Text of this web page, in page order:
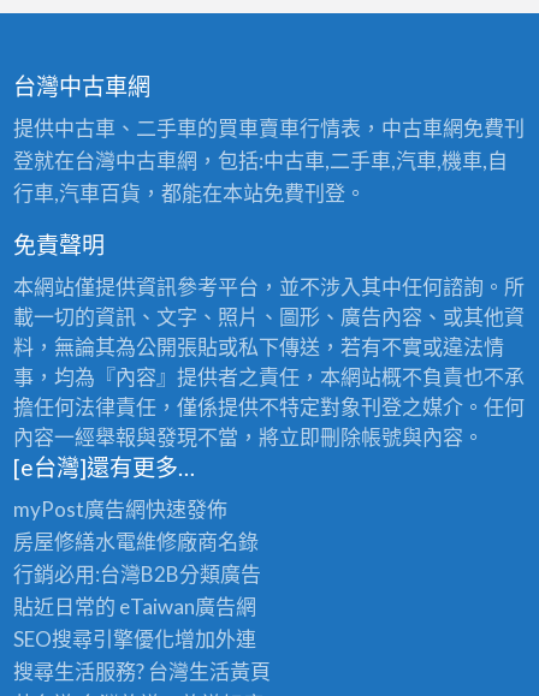
台灣中古車網
提供中古車、二手車的買車賣車行情表，中古車網免費刊
登就在台灣中古車網，包括:中古車,二手車,汽車,機車,自
行車,汽車百貨，都能在本站免費刊登。
免責聲明
本網站僅提供資訊參考平台，並不涉入其中任何諮詢。所
載一切的資訊、文字、照片、圖形、廣告內容、或其他資
料，無論其為公開張貼或私下傳送，若有不實或違法情
事，均為『內容』提供者之責任，本網站概不負責也不承
擔任何法律責任，僅係提供不特定對象刊登之媒介。任何
內容一經舉報與發現不當，將立即刪除帳號與內容。
[e台灣]還有更多…
myPost廣告網快速發佈
房屋修繕水電維修廠商名錄
行銷必用:台灣B2B分類廣告
貼近日常的 eTaiwan廣告網
SEO搜尋引擎優化增加外連
搜尋生活服務? 台灣生活黃頁